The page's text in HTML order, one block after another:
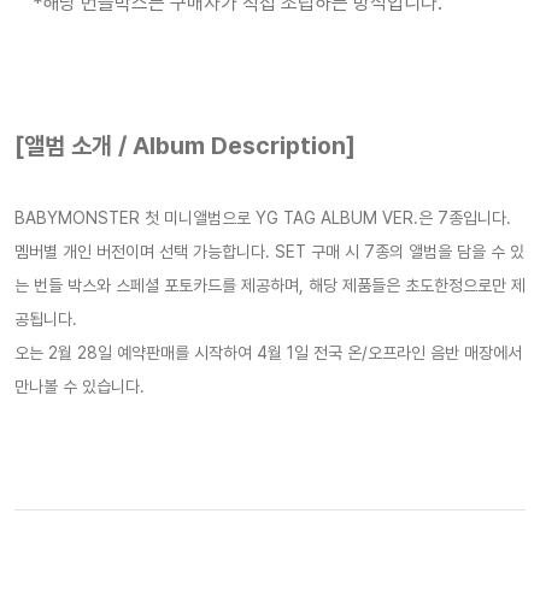
[앨범 소개 / Album Description]
BABYMONSTER 첫 미니앨범으로 YG TAG ALBUM VER.은 7종입니다.
멤버별 개인 버전이며 선택 가능합니다. SET 구매 시 7종의 앨범을 담을 수 있
는 번들 박스와 스페셜 포토카드를 제공하며, 해당 제품들은 초도한정으로만 제
공됩니다.
오는 2월 28일 예약판매를 시작하여 4월 1일 전국 온/오프라인 음반 매장에서
만나볼 수 있습니다.